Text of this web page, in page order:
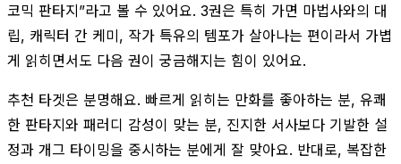
코믹 판타지”라고 볼 수 있어요. 3권은 특히 가면 마법사와의 대
립, 캐릭터 간 케미, 작가 특유의 템포가 살아나는 편이라서 가볍
게 읽히면서도 다음 권이 궁금해지는 힘이 있어요.
추천 타겟은 분명해요. 빠르게 읽히는 만화를 좋아하는 분, 유쾌
한 판타지와 패러디 감성이 맞는 분, 진지한 서사보다 기발한 설
정과 개그 타이밍을 중시하는 분에게 잘 맞아요. 반대로, 복잡한